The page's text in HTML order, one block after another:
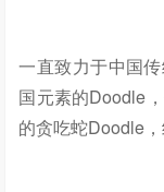
一直致力于中国
国元素的Doodle
的贪吃蛇Doodle